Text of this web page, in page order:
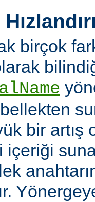
birçok
bir
içeriği